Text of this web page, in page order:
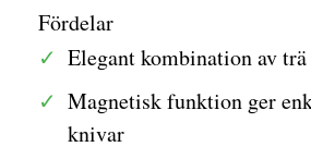
Fördelar
Elegant kombination av
Magnetisk funktion ger
knivar